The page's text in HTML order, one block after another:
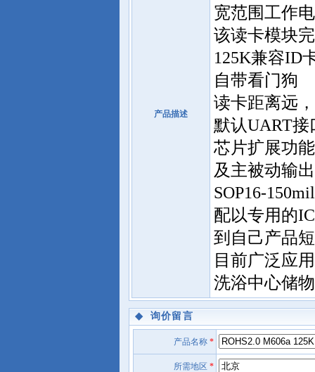
产品描述
宽范围工作
该读卡模块
125K兼容ID
自带看门狗
读卡距离远
默认UART接
芯片扩展功
及主被动输
SOP16-
配以专用的
到自己产品
目前广泛应
洗浴中心储
◆ 询价留言
产品名称*
所需地区 *